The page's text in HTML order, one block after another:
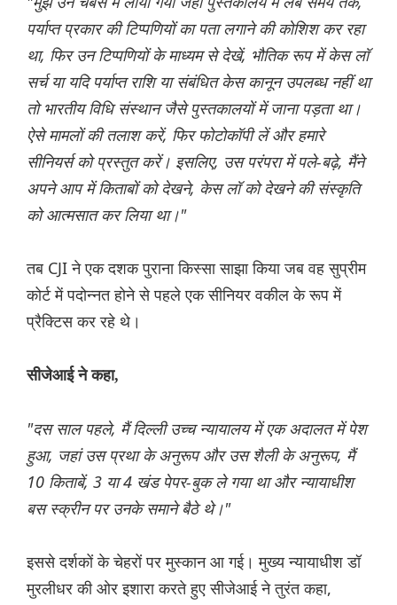
पर्याप्त प्रकार की टिप्पणियों का पता लगाने की कोशिश कर रहा
था, फिर उन टिप्पणियों के माध्यम से देखें, भौतिक रूप में केस लॉ
सर्च या यदि पर्याप्त राशि या संबंधित केस कानून उपलब्ध नहीं था
तो भारतीय विधि संस्थान जैसे पुस्तकालयों में जाना पड़ता था।
ऐसे मामलों की तलाश करें, फिर फोटोकॉपी लें और हमारे
सीनियर्स को प्रस्तुत करें। इसलिए, उस परंपरा में पले-बढ़े, मैंने
अपने आप में किताबों को देखने, केस लॉ को देखने की संस्कृति
को आत्मसात कर लिया था।"
तब CJI ने एक दशक पुराना किस्सा साझा किया जब वह सुप्रीम
कोर्ट में पदोन्नत होने से पहले एक सीनियर वकील के रूप में
प्रैक्टिस कर रहे थे।
सीजेआई ने कहा,
"दस साल पहले, मैं दिल्ली उच्च न्यायालय में एक अदालत में पेश
हुआ, जहां उस प्रथा के अनुरूप और उस शैली के अनुरूप, मैं
10 किताबें, 3 या 4 खंड पेपर-बुक ले गया था और न्यायाधीश
बस स्क्रीन पर उनके समाने बैठे थे।"
इससे दर्शकों के चेहरों पर मुस्कान आ गई। मुख्य न्यायाधीश डॉ
मुरलीधर की ओर इशारा करते हुए सीजेआई ने तुरंत कहा,